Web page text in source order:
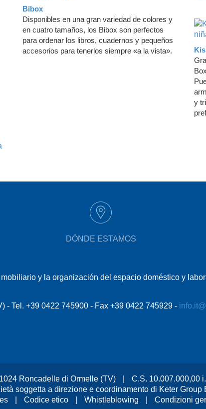
Bibox
Disponibles en una gran variedad de colores y
en cuatro tamaños, los Bibox son perfectos
para ordenar los libros, cuadernos y pequeños
accesorios para tenerlos siempre «a la vista».
y
DÓNDE ESTAMOS
y la organización del espacio doméstico y
- Tel. +39 0422 745900 - Fax +39 0422 745929 -
Roncadelle di Ormelle (TV)
C.S. 10.007.000,00
soggetta a direzione e coordinamento di Keter Group
Codice etico Whistleblowing Condizioni